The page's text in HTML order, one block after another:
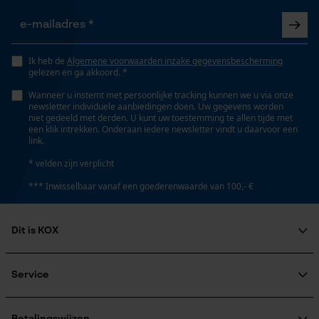
Bewolkt en koel, Koud en ijskoud, Winderig
Technische specificaties
Automatische kettingsmering
Nee
Ik heb de Algemene voorwaarden inzake gegevensbescherming
gelezen en ga akkoord. *
Wanneer u instemt met persoonlijke tracking kunnen we u via onze
newsletter individuele aanbiedingen doen. Uw gegevens worden
niet gedeeld met derden. U kunt uw toestemming te allen tijde met
een klik intrekken. Onderaan iedere newsletter vindt u daarvoor een
link.
* velden zijn verplicht
*** Inwisselbaar vanaf een goederenwaarde van 100,- €
Dit is KOX
Maatschappelijke betrokkenheid
Service
Prestatie en functionele
Cookies
Gepersonaliseerde homepage
Geo-IP en gebruikersdetectie